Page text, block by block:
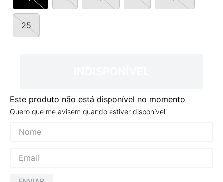
25
Este produto não está disponível no momento
Quero que me avisem quando estiver disponível
VANS TÊNIS VANS ULTRARANGE
10º